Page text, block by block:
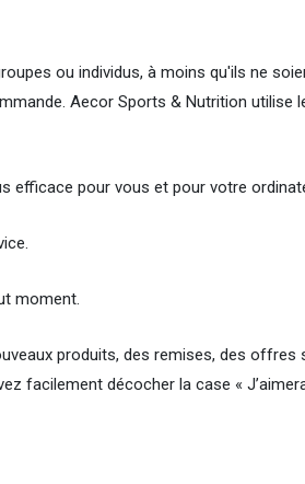
ou individus, à moins qu'ils ne
Aecor Sports & Nutrition
efficace pour vous et pour votre
moment.
produits, des remises, des
facilement décocher la case «